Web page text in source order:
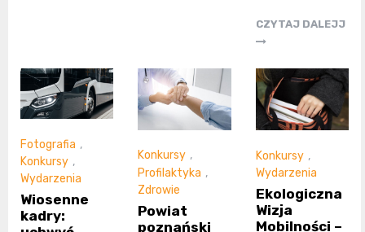
CZYTAJ DALEJJ
Fotografia ,
Konkursy ,
Wydarzenia
Wiosenne
kadry:
Konkursy ,
Profilaktyka ,
Zdrowie
Powiat
poznański
Konkursy ,
Wydarzenia
Ekologiczna
Wizja
Mobilności –